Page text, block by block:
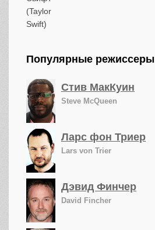
Популярные режиссеры
Стив МакКуин
Steve McQueen
Ларс фон Триер
Lars von Trier
Дэвид Финчер
David Fincher